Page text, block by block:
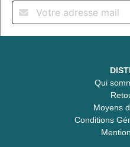
Qui
Moyens
Conditions